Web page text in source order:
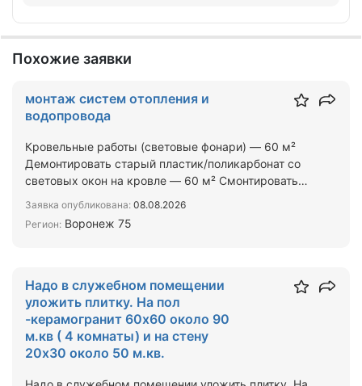
Похожие заявки
монтаж систем отопления и
водопровода
Кровельные работы (световые фонари) — 60 м²
Демонтировать старый пластик/поликарбонат со
световых окон на кровле — 60 м² Смонтировать
Заявка опубликована: 08.08.2026
Регион: Воронеж 75
Надо в служебном помещении
уложить плитку. На пол
-керамогранит 60х60 около 90
м.кв ( 4 комнаты) и на стену
20х30 около 50 м.кв.